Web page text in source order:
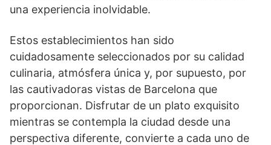
una experiencia inolvidable.
Estos establecimientos han sido
cuidadosamente seleccionados por su calidad
culinaria, atmósfera única y, por supuesto, por
las cautivadoras vistas de Barcelona que
proporcionan. Disfrutar de un plato exquisito
mientras se contempla la ciudad desde una
perspectiva diferente, convierte a cada uno de